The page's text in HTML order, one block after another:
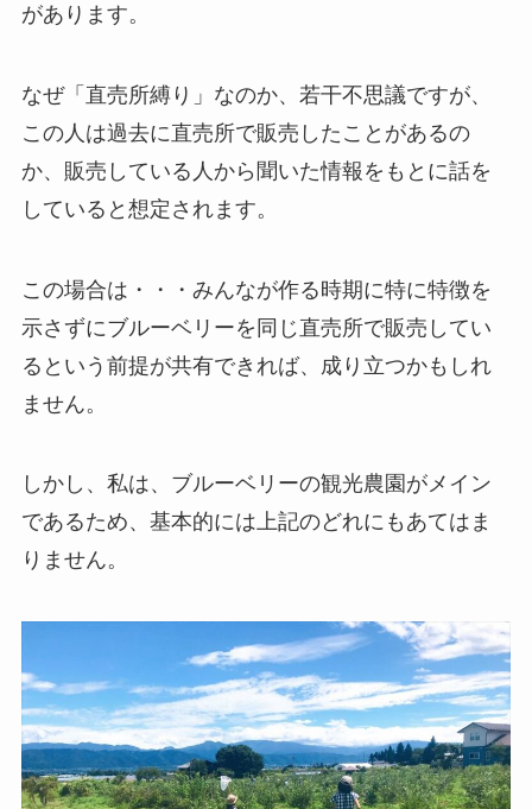
があります。
なぜ「直売所縛り」なのか、若干不思議ですが、
この人は過去に直売所で販売したことがあるの
か、販売している人から聞いた情報をもとに話を
していると想定されます。
この場合は・・・みんなが作る時期に特に特徴を
示さずにブルーベリーを同じ直売所で販売してい
るという前提が共有できれば、成り立つかもしれ
ません。
しかし、私は、ブルーベリーの観光農園がメイン
であるため、基本的には上記のどれにもあてはま
りません。